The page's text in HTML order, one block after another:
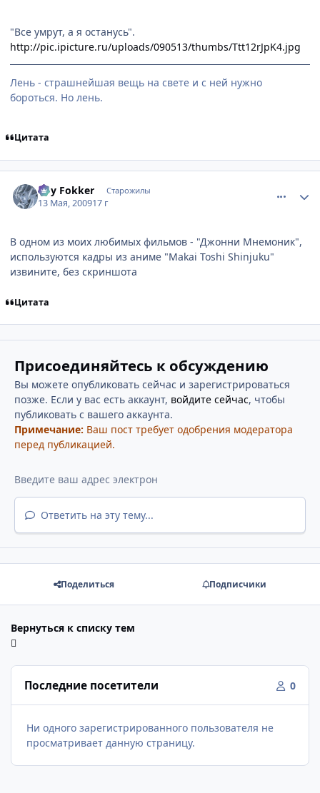
"Все умрут, а я останусь".
http://pic.ipicture.ru/uploads/090513/thumbs/Ttt12rJpK4.jpg
Лень - страшнейшая вещь на свете и с ней нужно
бороться. Но лень.
Цитата
Roy Fokker Старожилы
13 Мая, 200917 г
В одном из моих любимых фильмов - "Джонни Мнемоник",
используются кадры из аниме "Makai Toshi Shinjuku"
извините, без скриншота
Цитата
Присоединяйтесь к обсуждению
Вы можете опубликовать сейчас и зарегистрироваться
позже. Если у вас есть аккаунт, войдите сейчас, чтобы
публиковать с вашего аккаунта.
Примечание: Ваш пост требует одобрения модератора
перед публикацией.
Ответить на эту тему...
Поделиться Подписчики
Вернуться к списку тем
Последние посетители 0
Ни одного зарегистрированного пользователя не
просматривает данную страницу.